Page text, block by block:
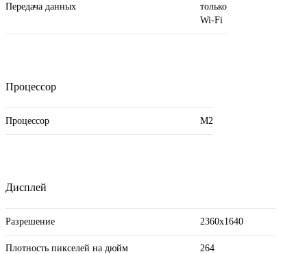
Передача данных
только
Wi-Fi
Процессор
Процессор M2
Дисплей
Разрешение 2360x1640
Плотность пикселей на дюйм 264